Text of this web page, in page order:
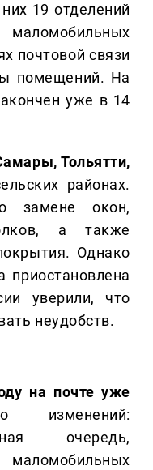
19 отделений
почтовой связи
помещений. На
уже в 14
Тольятти,
районах.
замене окон,
а также
Однако
приостановлена
уверили, что
неудобств.
на почте уже
изменений:
очередь,